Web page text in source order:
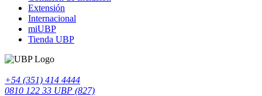
Extensión
Internacional
miUBP
Tienda UBP
+54 (351) 414 4444
0810 122 33 UBP (827)